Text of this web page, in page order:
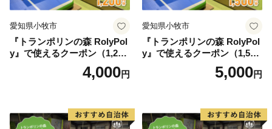
愛知県小牧市
『トランポリンの森 RolyPol
y』で使えるクーポン（1,200
4,000円
愛知県小牧市
『トランポリンの森 RolyPol
y』で使えるクーポン（1,500
5,000円